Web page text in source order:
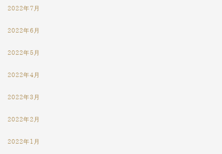
2022年7月
2022年6月
2022年5月
2022年4月
2022年3月
2022年2月
2022年1月